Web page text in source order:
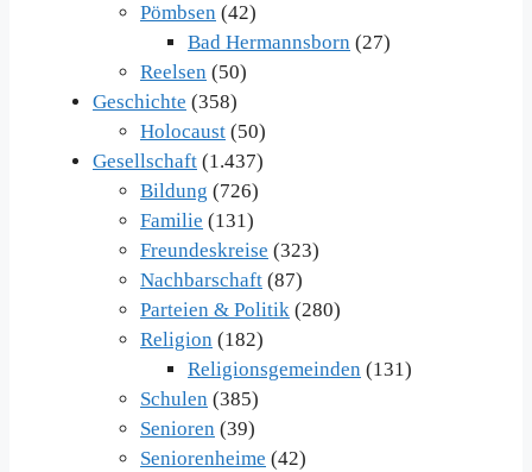
Pömbsen (42)
Bad Hermannsborn (27)
Reelsen (50)
Geschichte (358)
Holocaust (50)
Gesellschaft (1.437)
Bildung (726)
Familie (131)
Freundeskreise (323)
Nachbarschaft (87)
Parteien & Politik (280)
Religion (182)
Religionsgemeinden (131)
Schulen (385)
Senioren (39)
Seniorenheime (42)